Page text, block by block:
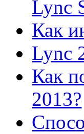
Lync
Как
Lync
Как
2013?